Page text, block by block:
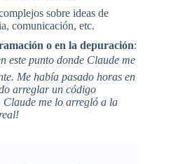
sobre ideas de
comunicación, etc.
o en la depuración:
este punto donde Claude me
Me había pasado horas en
arreglar un código
Claude me lo arregló a la